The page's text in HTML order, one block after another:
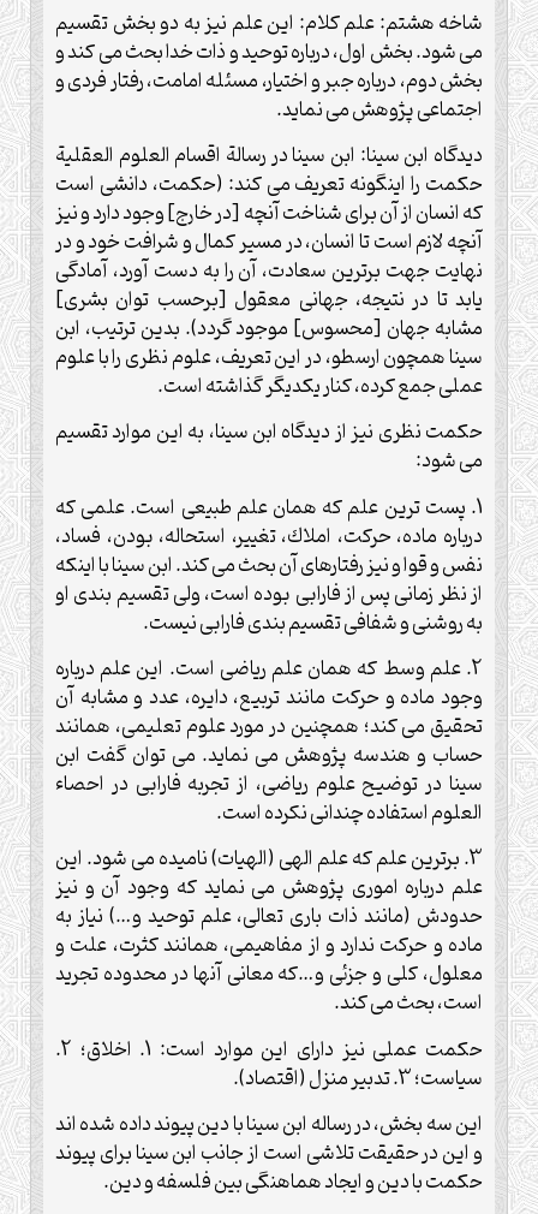
شاخه هشتم: علم كلام: اين علم نيز به دو بخش تقسيم
مى شود. بخش اول، درباره توحيد و ذات خدا بحث مى كند و
بخش دوم، درباره جبر و اختيار، مسئله امامت، رفتار فردى و
اجتماعى پژوهش مى نمايد.
ديدگاه ابن سينا: ابن سينا در رسالة اقسام العلوم العقلية
حكمت را اينگونه تعريف مى كند: (حكمت، دانشى است
كه انسان از آن براى شناخت آنچه [در خارج] وجود دارد و نيز
آنچه لازم است تا انسان، در مسير كمال و شرافت خود و در
نهايت جهت برترين سعادت، آن را به دست آورد، آمادگى
يابد تا در نتيجه، جهانى معقول [برحسب توان بشرى]
مشابه جهان [محسوس] موجود گردد). بدين ترتيب، ابن
سينا همچون ارسطو، در اين تعريف، علوم نظرى را با علوم
عملى جمع كرده، كنار يكديگر گذاشته است.
حكمت نظرى نيز از ديدگاه ابن سينا، به اين موارد تقسيم
مى شود:
1. پست ترين علم كه همان علم طبيعى است. علمى كه
درباره ماده، حركت، املاك، تغيير، استحاله، بودن، فساد،
نفس و قوا و نيز رفتارهاى آن بحث مى كند. ابن سينا با اينكه
از نظر زمانى پس از فارابى بوده است، ولى تقسيم بندى او
به روشنى و شفافى تقسيم بندى فارابى نيست.
2. علم وسط كه همان علم رياضى است. اين علم درباره
وجود ماده و حركت مانند تربيع، دايره، عدد و مشابه آن
تحقيق مى كند؛ همچنين در مورد علوم تعليمى، همانند
حساب و هندسه پژوهش مى نمايد. مى توان گفت ابن
سينا در توضيح علوم رياضى، از تجربه فارابى در احصاء
العلوم استفاده چندانى نكرده است.
3. برترين علم كه علم الهى (الهيات) ناميده مى شود. اين
علم درباره امورى پژوهش مى نمايد كه وجود آن و نيز
حدودش (مانند ذات بارى تعالى، علم توحيد و…) نياز به
ماده و حركت ندارد و از مفاهيمى، همانند كثرت، علت و
معلول، كلى و جزئى و…كه معانى آنها در محدوده تجريد
است، بحث مى كند.
حكمت عملى نيز داراى اين موارد است: 1. اخلاق؛ 2.
سياست؛ 3. تدبير منزل (اقتصاد).
اين سه بخش، در رساله ابن سينا با دين پيوند داده شده اند
و اين در حقيقت تلاشى است از جانب ابن سينا براى پيوند
حكمت با دين و ايجاد هماهنگى بين فلسفه و دين.